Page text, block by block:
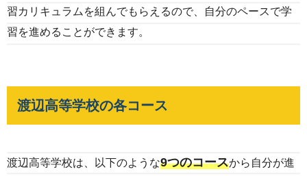
習カリキュラムを組んでもらえるので、自分のペースで学
習を進めることができます。
渡辺高等学校の各コース
渡辺高等学校は、以下のような9つのコースから自分が進